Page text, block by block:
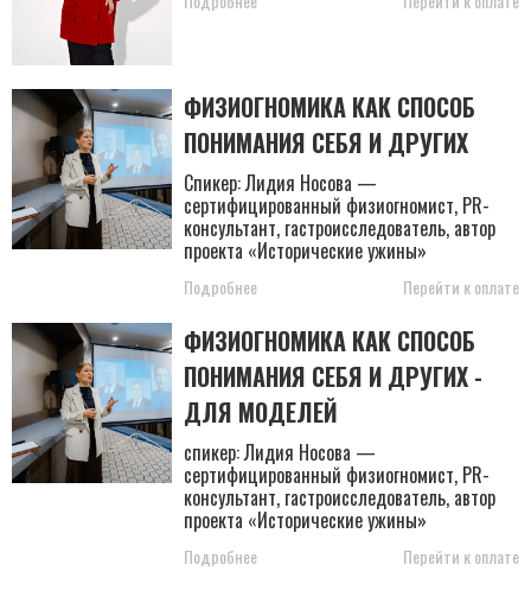
ФИЗИОГНОМИКА КАК СПОСОБ
ПОНИМАНИЯ СЕБЯ И ДРУГИХ
Спикер: Лидия Носова —
сертифицированный физиогномист, PR-
консультант, гастроисследователь, автор
проекта «Исторические ужины»
Подробнее Перейти к оплате
ФИЗИОГНОМИКА КАК СПОСОБ
ПОНИМАНИЯ СЕБЯ И ДРУГИХ -
ДЛЯ МОДЕЛЕЙ
спикер: Лидия Носова —
сертифицированный физиогномист, PR-
консультант, гастроисследователь, автор
проекта «Исторические ужины»
Подробнее Перейти к оплате